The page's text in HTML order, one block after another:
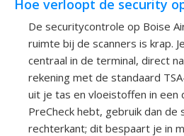
Hoe verloopt de security
De securitycontrole op Boise
ruimte bij de scanners is krap.
centraal in de terminal, direct
rekening met de standaard
uit je tas en vloeistoffen in een
PreCheck hebt, gebruik dan de
rechterkant; dit bespaart je in